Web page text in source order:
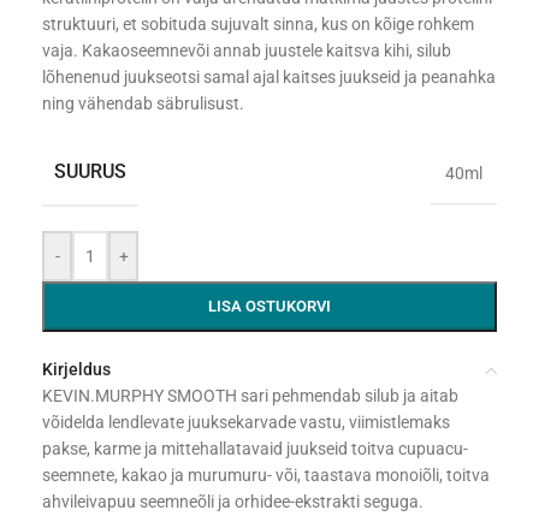
struktuuri, et sobituda sujuvalt sinna, kus on kõige rohkem
vaja. Kakaoseemnevõi annab juustele kaitsva kihi, silub
lõhenenud juukseotsi samal ajal kaitses juukseid ja peanahka
ning vähendab säbrulisust.
SUURUS 40ml
- +
LISA OSTUKORVI
Kirjeldus
KEVIN.MURPHY SMOOTH sari pehmendab silub ja aitab
võidelda lendlevate juuksekarvade vastu, viimistlemaks
pakse, karme ja mittehallatavaid juukseid toitva cupuacu-
seemnete, kakao ja murumuru- või, taastava monoiõli, toitva
ahvileivapuu seemneõli ja orhidee-ekstrakti seguga.